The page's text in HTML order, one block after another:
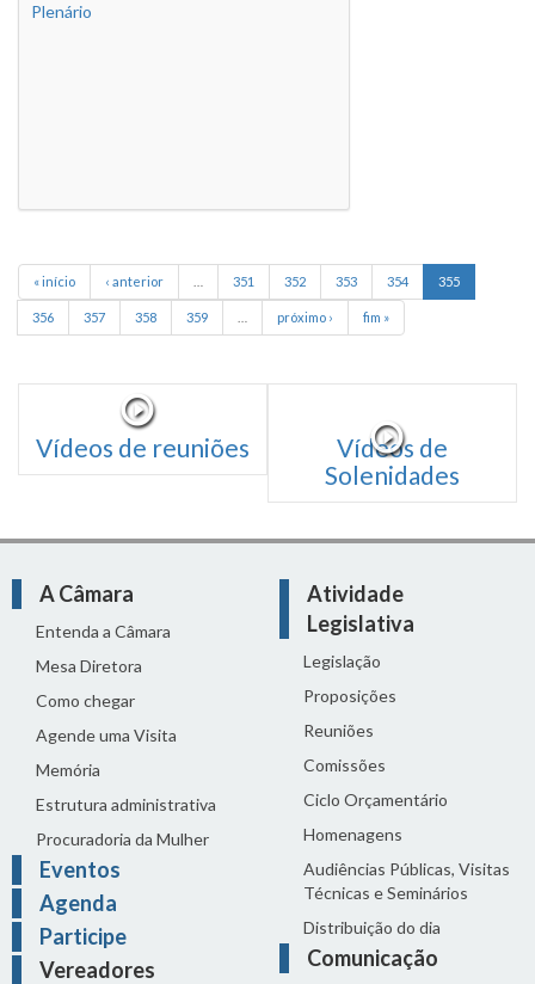
Plenário
« início ‹ anterior 351 352 353 354 355
356 357 358 359 próximo › fim »
Vídeos de reuniões
Vídeos de
Solenidades
A Câmara
Entenda a Câmara
Mesa Diretora
Como chegar
Agende uma Visita
Memória
Estrutura administrativa
Procuradoria da Mulher
Eventos
Agenda
Participe
Vereadores
Atividade
Legislativa
Legislação
Proposições
Reuniões
Comissões
Ciclo Orçamentário
Homenagens
Audiências Públicas, Visitas
Técnicas e Seminários
Distribuição do dia
Comunicação